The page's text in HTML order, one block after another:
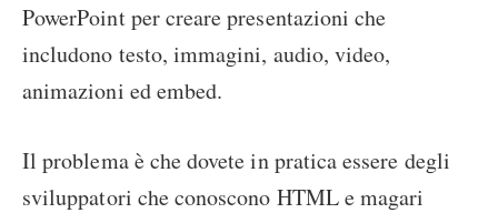
PowerPoint per creare presentazioni che
includono testo, immagini, audio, video,
animazioni ed embed.
Il problema è che dovete in pratica essere degli
sviluppatori che conoscono HTML e magari